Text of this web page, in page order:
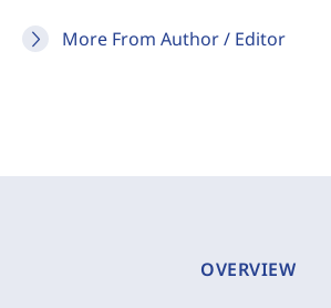
More From Author / Editor
OVERVIEW